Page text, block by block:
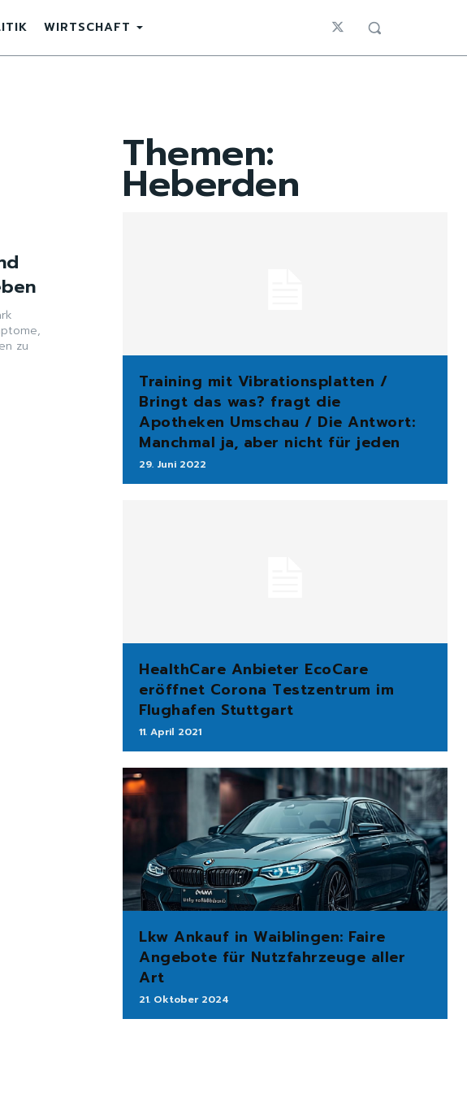
WIRTSCHAFT
zu
Themen:
Heberden
Training mit Vibrationsplatten /
Bringt das was? fragt die
Apotheken Umschau / Die Antwort:
Manchmal ja, aber nicht für jeden
29. Juni 2022
HealthCare Anbieter EcoCare
eröffnet Corona Testzentrum im
Flughafen Stuttgart
11. April 2021
Lkw Ankauf in Waiblingen: Faire
Angebote für Nutzfahrzeuge aller
Art
21. Oktober 2024